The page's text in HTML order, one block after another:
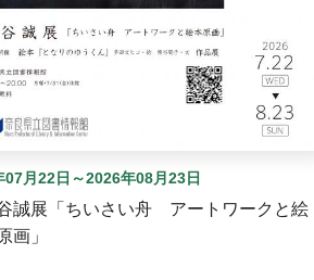
07月22日～2026年08月23日
誠展「ちいさい舟 アートワークと絵
画」